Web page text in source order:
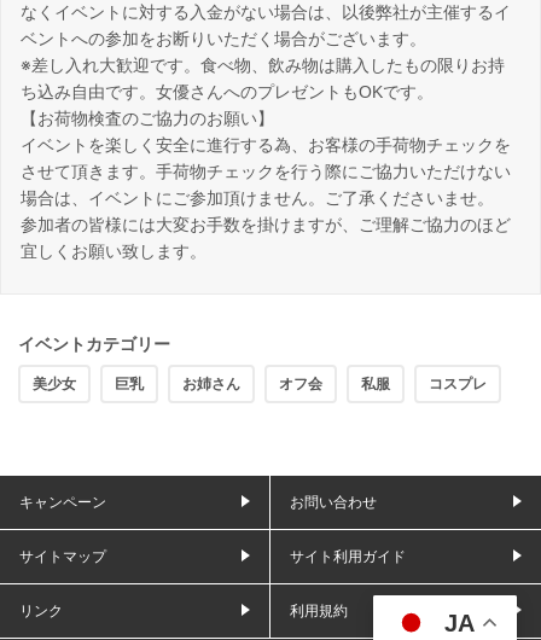
なくイベントに対する入金がない場合は、以後弊社が主催するイ
ベントへの参加をお断りいただく場合がございます。
※差し入れ大歓迎です。食べ物、飲み物は購入したもの限りお持
ち込み自由です。女優さんへのプレゼントもOKです。
【お荷物検査のご協力のお願い】
イベントを楽しく安全に進行する為、お客様の手荷物チェックを
させて頂きます。手荷物チェックを行う際にご協力いただけない
場合は、イベントにご参加頂けません。ご了承くださいませ。
参加者の皆様には大変お手数を掛けますが、ご理解ご協力のほど
宜しくお願い致します。
イベントカテゴリー
美少女 巨乳 お姉さん オフ会 私服 コスプレ
JA
キャンペーン お問い合わせ
サイトマップ サイト利用ガイド
リンク 利用規約